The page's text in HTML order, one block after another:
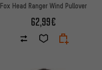
Fox Head Ranger Wind Pullover
62,99€